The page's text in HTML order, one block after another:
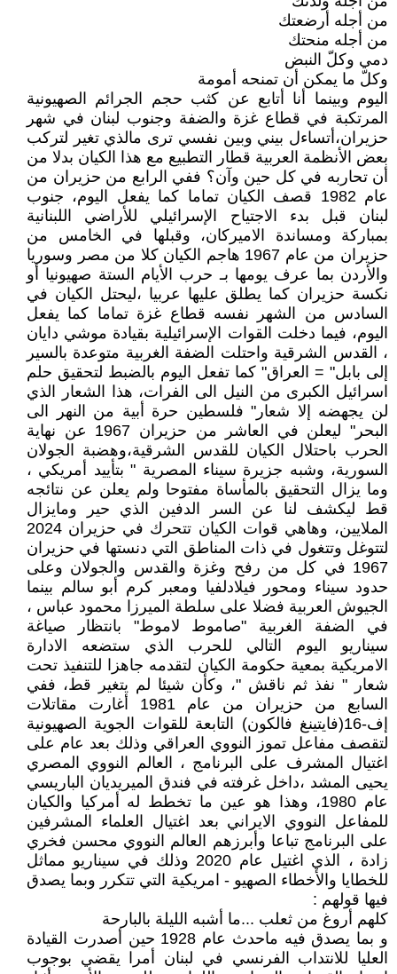
من أجله أرضعتك
من أجله منحتك
دمي وكلّ النبض
وكلّ ما يمكن أن تمنحه أمومة
اليوم وبينما أنا أتابع عن كثب حجم الجرائم الصهيونية
المرتكبة في قطاع غزة والضفة وجنوب لبنان في شهر
حزيران،أتساءل بيني وبين نفسي ترى مالذي تغير لتركب
بعض الأنظمة العربية قطار التطبيع مع هذا الكيان بدلا من
أن تحاربه في كل حين وآن؟ ففي الرابع من حزيران من
عام 1982 قصف الكيان تماما كما يفعل اليوم، جنوب
لبنان قبل بدء الاجتياح الإسرائيلي للأراضي اللبنانية
بمباركة ومساندة الاميركان، وقبلها في الخامس من
حزيران من عام 1967 هاجم الكيان كلا من مصر وسوريا
والأردن بما عرف يومها بـ حرب الأيام الستة صهيونيا أو
نكسة حزيران كما يطلق عليها عربيا ،ليحتل الكيان في
السادس من الشهر نفسه قطاع غزة تماما كما يفعل
اليوم، فيما دخلت القوات الإسرائيلية بقيادة موشي دايان
، القدس الشرقية واحتلت الضفة الغربية متوعدة بالسير
إلى بابل" = العراق" كما تفعل اليوم بالضبط لتحقيق حلم
اسرائيل الكبرى من النيل الى الفرات، هذا الشعار الذي
لن يجهضه إلا شعار" فلسطين حرة أبية من النهر الى
البحر" ليعلن في العاشر من حزيران 1967 عن نهاية
الحرب باحتلال الكيان للقدس الشرقية،وهضبة الجولان
السورية، وشبه جزيرة سيناء المصرية " بتأييد أمريكي ،
وما يزال التحقيق بالمأساة مفتوحا ولم يعلن عن نتائجه
قط ليكشف لنا عن السر الدفين الذي حير ومايزال
الملايين، وهاهي قوات الكيان تتحرك في حزيران 2024
لتتوغل وتتغول في ذات المناطق التي دنستها في حزيران
1967 في كل من رفح وغزة والقدس والجولان وعلى
حدود سيناء ومحور فيلادلفيا ومعبر كرم أبو سالم بينما
الجيوش العربية فضلا على سلطة الميرزا محمود عباس ،
في الضفة الغربية "صاموط لاموط" بانتظار صياغة
سيناريو اليوم التالي للحرب الذي ستضعه الادارة
الامريكية بمعية حكومة الكيان لتقدمه جاهزا للتنفيذ تحت
شعار " نفذ ثم ناقش "، وكأن شيئا لم يتغير قط، ففي
السابع من حزيران من عام 1981 أغارت مقاتلات
إف-16(فايتينغ فالكون) التابعة للقوات الجوية الصهيونية
لتقصف مفاعل تموز النووي العراقي وذلك بعد عام على
اغتيال المشرف على البرنامج ، العالم النووي المصري
يحيى المشد ،داخل غرفته في فندق الميريديان الباريسي
عام 1980، وهذا هو عين ما تخطط له أمركيا والكيان
للمفاعل النووي الايراني بعد اغتيال العلماء المشرفين
على البرنامج تباعا وأبرزهم العالم النووي محسن فخري
زادة ، الذي اغتيل عام 2020 وذلك في سيناريو مماثل
للخطايا والأخطاء الصهيو - امريكية التي تتكرر وبما يصدق
فيها قولهم :
كلهم أروغ من ثعلب ...ما أشبه الليلة بالبارحة
و بما يصدق فيه ماحدث عام 1928 حين أصدرت القيادة
العليا للانتداب الفرنسي في لبنان أمرا يقضي بوجوب